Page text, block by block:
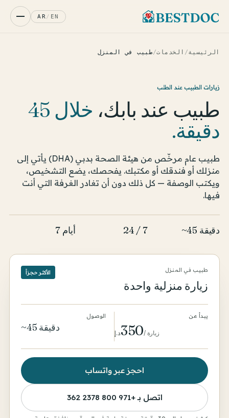
EN
/
AR
الرئيسية/ الخدمات/طبيب في المنزل
زيارات الطبيب عند الطلب
طبيب عند بابك،
خلال 45
دقيقة.
طبيب عام مرخّص من هيئة الصحة بدبي (DHA) يأتي إلى
منزلك أو فندقك أو مكتبك. يفحصك، يضع التشخيص،
ويكتب الوصفة — كل ذلك دون أن تغادر الغرفة التي أنت
فيها.
~45 دقيقة 24 / 7 7 أيام
طبيب في المنزل
زيارة منزلية واحدة
الأكثر حجزاً
يبدأ من
د.إ350/ زيارة
الوصول
~45 دقيقة
احجز عبر واتساب
اتصل بـ+971 800 2378 362